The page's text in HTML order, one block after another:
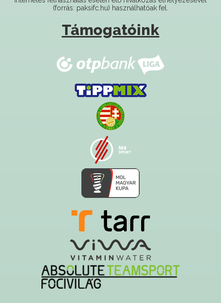
Támogatóink
Ezt az oldalt a Hawk System készítette és üzemelteti!